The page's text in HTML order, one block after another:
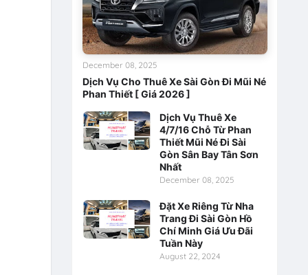
Dịch Vụ Cho Thuê Xe Sài Gòn Đi Mũi Né
Phan Thiết [ Giá 2026 ]
December 08, 2025
Dịch Vụ Thuê Xe
4/7/16 Chỗ Từ Phan
Thiết Mũi Né Đi Sài
Gòn Sân Bay Tân Sơn
Nhất
December 08, 2025
Đặt Xe Riêng Từ Nha
Trang Đi Sài Gòn Hồ
Chí Minh Giá Ưu Đãi
Tuần Này
August 22, 2024